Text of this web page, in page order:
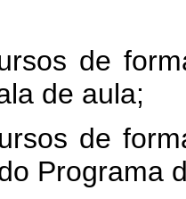
de
de aula;
de
Programa